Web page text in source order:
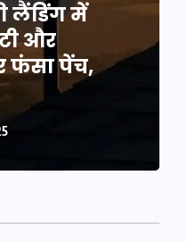
लैंडिंग में
और
फंसा पेंच,